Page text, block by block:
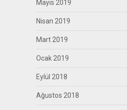
Mayıs 2019
Nisan 2019
Mart 2019
Ocak 2019
Eylül 2018
Ağustos 2018